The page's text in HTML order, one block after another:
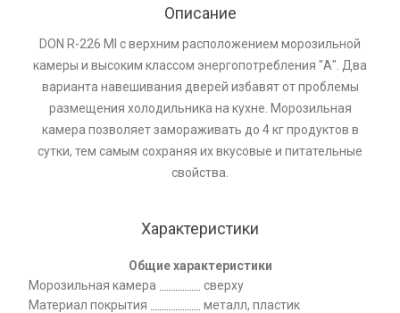
Описание
DON R-226 MI с верхним расположением морозильной
камеры и высоким классом энергопотребления "А". Два
варианта навешивания дверей избавят от проблемы
размещения холодильника на кухне. Морозильная
камера позволяет замораживать до 4 кг продуктов в
сутки, тем самым сохраняя их вкусовые и питательные
свойства.
Характеристики
Общие характеристики
Морозильная камера
сверху
Материал покрытия
металл, пластик